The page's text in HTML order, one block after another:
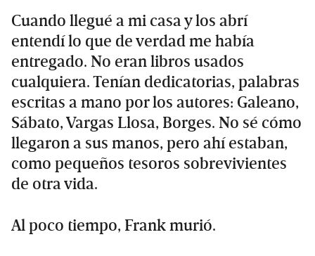
Cuando llegué a mi casa y los abrí
entendí lo que de verdad me había
entregado. No eran libros usados
cualquiera. Tenían dedicatorias, palabras
escritas a mano por los autores: Galeano,
Sábato, Vargas Llosa, Borges. No sé cómo
llegaron a sus manos, pero ahí estaban,
como pequeños tesoros sobrevivientes
de otra vida.
Al poco tiempo, Frank murió.